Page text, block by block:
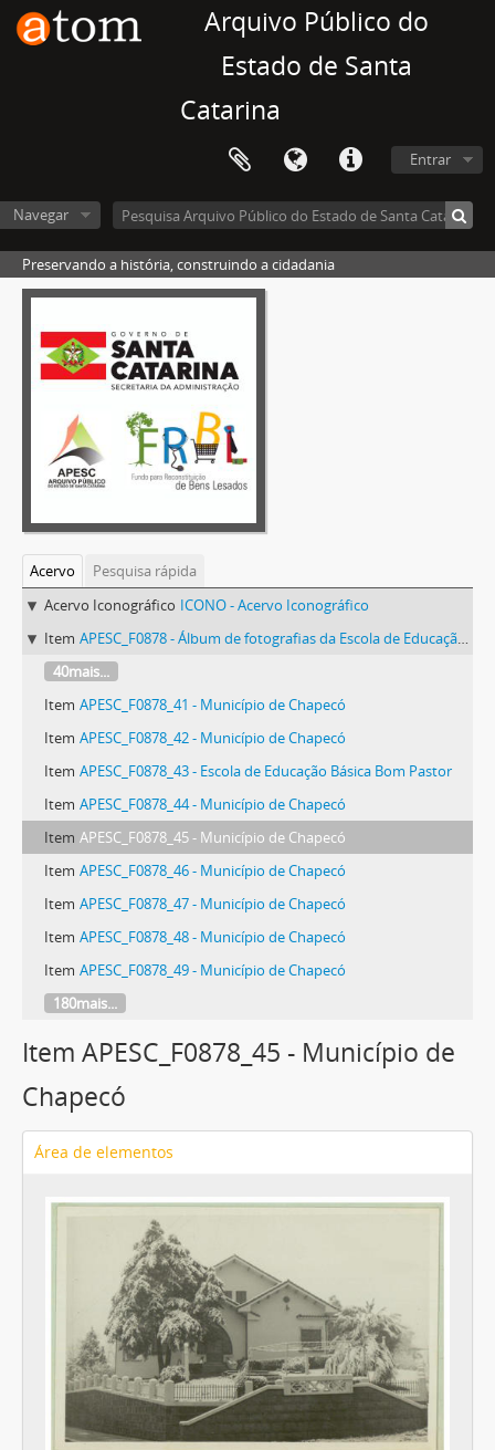
Arquivo Público do
Estado de Santa
Catarina
Entrar
Navegar
Preservando a história, construindo a cidadania
Acervo
Pesquisa rápida
Acervo Iconográfico ICONO - Acervo Iconográfico
Item APESC_F0878 - Álbum de fotografias da Escola de Educação Básica Bom Pastor
40mais...
Item APESC_F0878_41 - Município de Chapecó
Item APESC_F0878_42 - Município de Chapecó
Item APESC_F0878_43 - Escola de Educação Básica Bom Pastor
Item APESC_F0878_44 - Município de Chapecó
Item APESC_F0878_45 - Município de Chapecó
Item APESC_F0878_46 - Município de Chapecó
Item APESC_F0878_47 - Município de Chapecó
Item APESC_F0878_48 - Município de Chapecó
Item APESC_F0878_49 - Município de Chapecó
180mais...
Item APESC_F0878_45 - Município de
Chapecó
Área de elementos